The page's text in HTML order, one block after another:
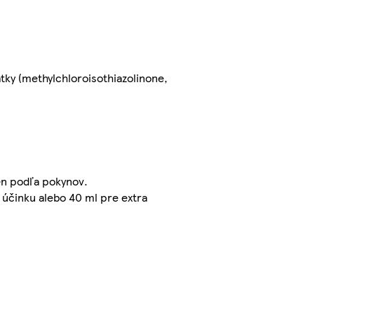
(methylchloroisothiazolinone,
podľa pokynov.
alebo 40 ml pre extra